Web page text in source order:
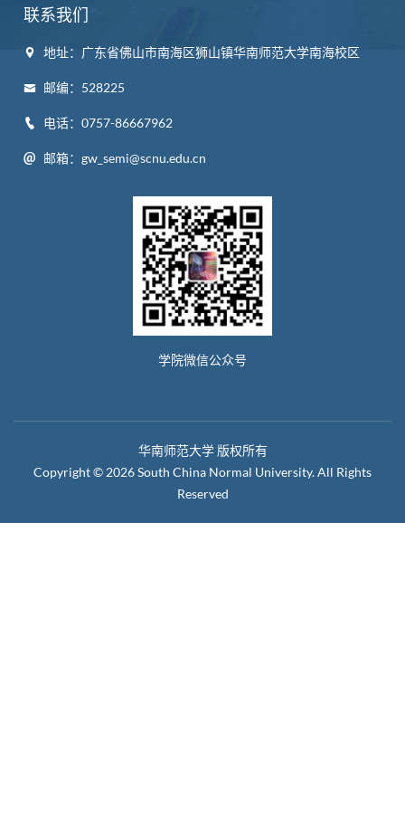
联系我们
地址：广东省佛山市南海区狮山镇华南师范大学南海校区
邮编：528225
电话：0757-86667962
邮箱：gw_semi@scnu.edu.cn
学院微信公众号
华南师范大学 版权所有
Copyright © 2026 South China Normal University. All Rights
Reserved